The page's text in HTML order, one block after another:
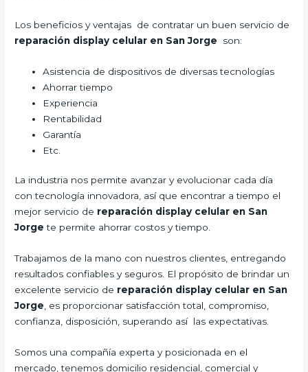
Los beneficios y ventajas de contratar un buen servicio de
reparación display celular en San Jorge son:
Asistencia de dispositivos de diversas tecnologías
Ahorrar tiempo
Experiencia
Rentabilidad
Garantía
Etc.
La industria nos permite avanzar y evolucionar cada día
con tecnología innovadora, así que encontrar a tiempo el
mejor servicio de reparación display celular en San
Jorge te permite ahorrar costos y tiempo.
Trabajamos de la mano con nuestros clientes, entregando
resultados confiables y seguros. El propósito de brindar un
excelente servicio de reparación display celular en San
Jorge , es proporcionar satisfacción total, compromiso,
confianza, disposición, superando así las expectativas.
Somos una compañía experta y posicionada en el
mercado, tenemos domicilio residencial, comercial y